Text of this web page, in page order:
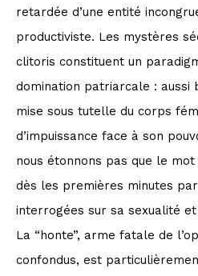
retardée d’une entité
productiviste. Les mystères
clitoris constituent un
domination patriarcale : aussi
mise sous tutelle du corps
d’impuissance face à son
nous étonnons pas que le
dès les premières minutes
interrogées sur sa sexualité
La “honte”, arme fatale de
confondus, est